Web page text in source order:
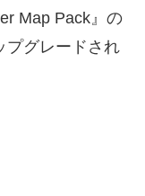
Map Pack』の
プグレードされ